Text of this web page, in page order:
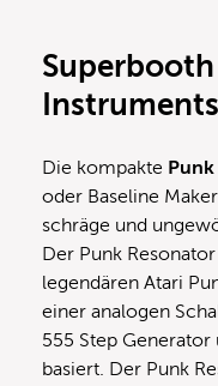
Die kompakte
oder Baseline
schräge und
Der Punk
legendären Atari
einer analogen
555 Step
basiert. Der Punk